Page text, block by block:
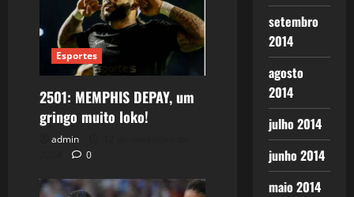
Esportes
2501: MEMPHIS DEPAY, um
gringo muito loko!
admin
0
setembro
2014
agosto
2014
julho 2014
junho 2014
maio 2014